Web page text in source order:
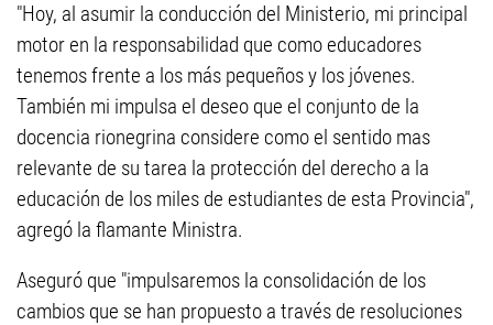
"Hoy, al asumir la conducción del Ministerio, mi principal
motor en la responsabilidad que como educadores
tenemos frente a los más pequeños y los jóvenes.
También mi impulsa el deseo que el conjunto de la
docencia rionegrina considere como el sentido mas
relevante de su tarea la protección del derecho a la
educación de los miles de estudiantes de esta Provincia",
agregó la flamante Ministra.
Aseguró que "impulsaremos la consolidación de los
cambios que se han propuesto a través de resoluciones